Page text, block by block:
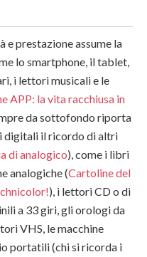
e prestazione assume la
lo smartphone, il tablet,
i lettori musicali e le
APP: la vita racchiusa in
da sottofondo riporta
digitali il ricordo di altri
di analogico), come i libri
analogiche (Cartoline del
), i lettori CD o di
a 33 giri, gli orologi da
VHS, le macchine
portatili (chi si ricorda i